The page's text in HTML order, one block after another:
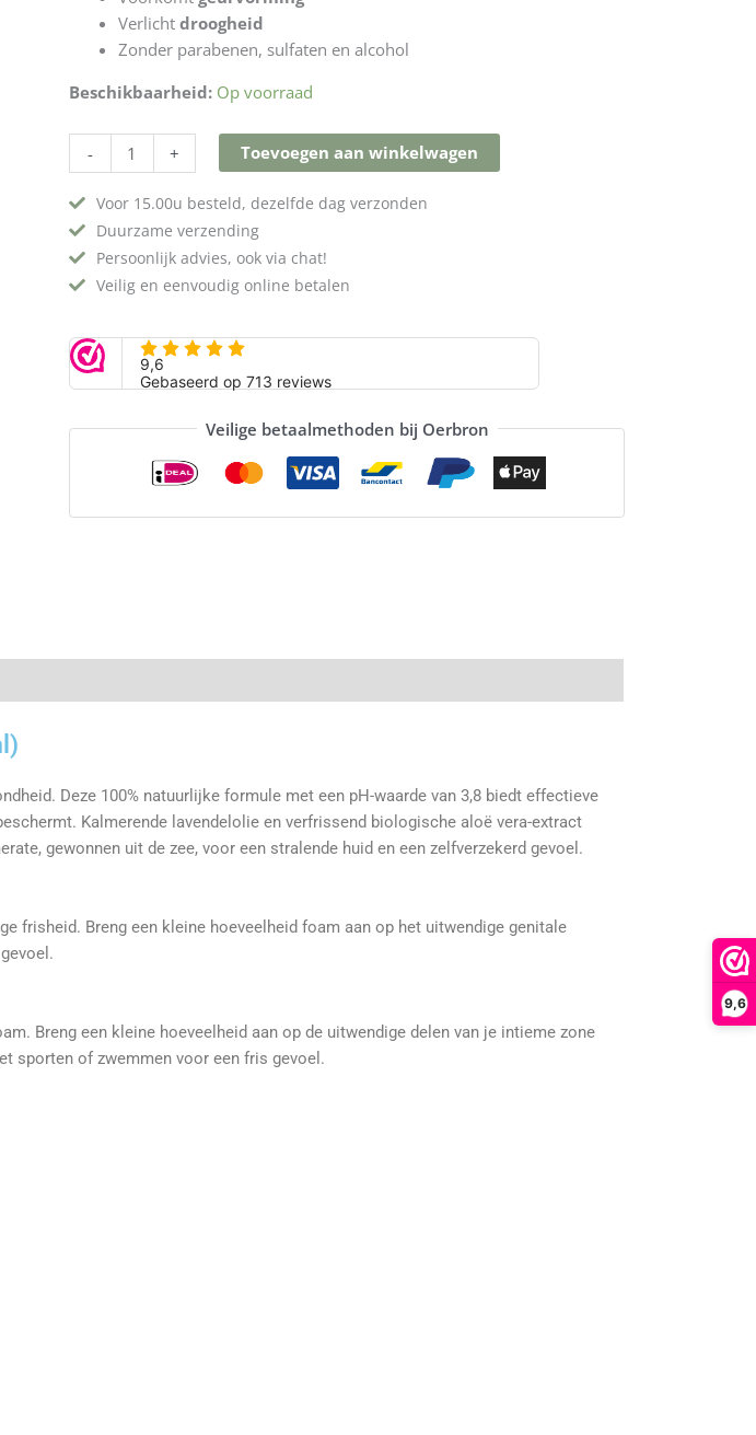
9,6
Verlichtdroogheid
Zonder parabenen, sulfaten en alcohol
Beschikbaarheid: Op voorraad
- + Toevoegen aan winkelwagen
Voor 15.00u besteld, dezelfde dag verzonden
Duurzame verzending
Persoonlijk advies, ook via chat!
Veilig en eenvoudig online betalen
Veilige betaalmethoden bij Oerbron
Deze 100% natuurlijke formule met een pH-waarde van 3,8 biedt effectieve
Kalmerende lavendelolie en verfrissend biologische aloë vera-extract
gewonnen uit de zee, voor een stralende huid en een zelfverzekerd gevoel.
frisheid. Breng een kleine hoeveelheid foam aan op het uitwendige genitale
Breng een kleine hoeveelheid aan op de uitwendige delen van je intieme zone
sporten of zwemmen voor een fris gevoel.